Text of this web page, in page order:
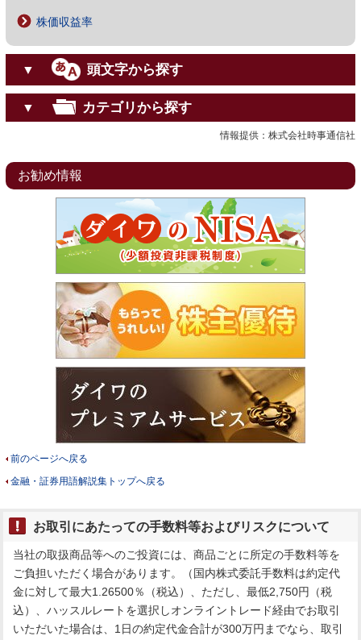
株価収益率
▼ 頭文字から探す
▼ カテゴリから探す
情報提供：株式会社時事通信社
お勧め情報
前のページへ戻る
金融・証券用語解説集トップへ戻る
お取引にあたっての手数料等およびリスクについて
当社の取扱商品等へのご投資には、商品ごとに所定の手数料等を
ご負担いただく場合があります。（国内株式委託手数料は約定代
金に対して最大1.26500％（税込）、ただし、最低2,750円（税
込）、ハッスルレートを選択しオンライントレード経由でお取引
いただいた場合は、1日の約定代金合計が300万円までなら、取引